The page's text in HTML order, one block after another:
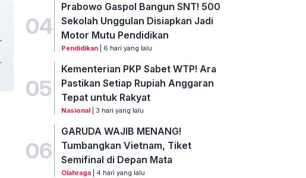
04
Prabowo Gaspol Bangun SNT! 500
Sekolah Unggulan Disiapkan Jadi
Motor Mutu Pendidikan
Pendidikan | 6 hari yang lalu
05
Kementerian PKP Sabet WTP! Ara
Pastikan Setiap Rupiah Anggaran
Tepat untuk Rakyat
Nasional | 3 hari yang lalu
06
GARUDA WAJIB MENANG!
Tumbangkan Vietnam, Tiket
Semifinal di Depan Mata
Olahraga | 4 hari yang lalu